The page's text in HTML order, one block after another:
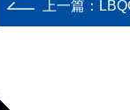
上一篇：